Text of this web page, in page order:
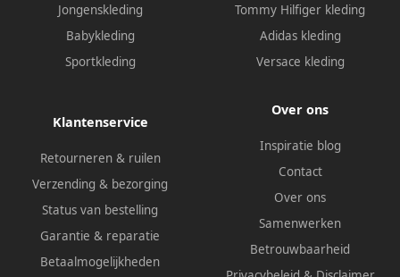
Jongenskleding
Babykleding
Sportkleding
Tommy Hilfiger kleding
Adidas kleding
Versace kleding
Klantenservice
Retourneren & ruilen
Verzending & bezorging
Status van bestelling
Garantie & reparatie
Betaalmogelijkheden
Over ons
Inspiratie blog
Contact
Over ons
Samenwerken
Betrouwbaarheid